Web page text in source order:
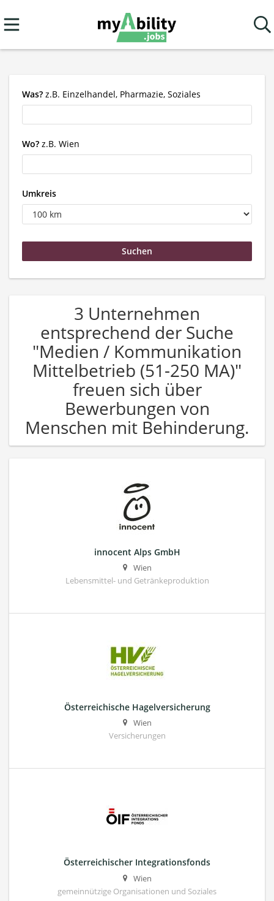
Was? z.B. Einzelhandel, Pharmazie, Soziales
Wo? z.B. Wien
Umkreis
3 Unternehmen
entsprechend der Suche
"Medien / Kommunikation
Mittelbetrieb (51-250 MA)"
freuen sich über
Bewerbungen von
Menschen mit Behinderung.
innocent Alps GmbH
Wien
Lebensmittel- und Getränkeproduktion
Österreichische Hagelversicherung
Wien
Versicherungen
Österreichischer Integrationsfonds
Wien
gemeinnützige Organisationen und Soziales